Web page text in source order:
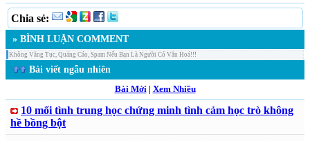
Chia sẻ:
» BÌNH LUẬN COMMENT
Không Văng Tục, Quảng Cáo, Spam Nếu Bạn Là Người Có Văn Hoá!!!
Bài viết ngẫu nhiên
Bài Mới| Xem Nhiều
10 mối tình trung học chứng minh tình cảm học trò không
hề bồng bột